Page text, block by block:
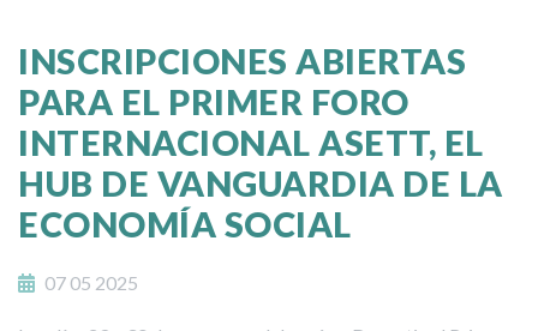
INSCRIPCIONES ABIERTAS
PARA EL PRIMER FORO
INTERNACIONAL ASETT, EL
HUB DE VANGUARDIA DE LA
ECONOMÍA SOCIAL
07 05 2025